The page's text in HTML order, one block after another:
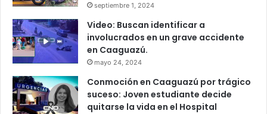
septiembre 1, 2024
Video: Buscan identificar a
involucrados en un grave accidente
en Caaguazú.
mayo 24, 2024
Conmoción en Caaguazú por trágico
suceso: Joven estudiante decide
quitarse la vida en el Hospital